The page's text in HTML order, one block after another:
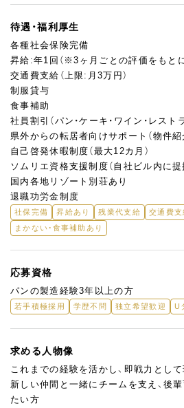
待遇・福利厚生
各種社会保険完備
昇給:年1回（※3ヶ月ごとの評価をもとに
交通費支給（上限:月3万円）
制服貸与
食事補助
社員割引（パン・ケーキ・ワイン・レスト
県外からの転居者向けサポート（物件紹
自己啓発休暇制度（最大12カ月）
ソムリエ資格支援制度（自社ビル内に提
国内各地リゾート別荘あり
退職功労金制度
社保完備 昇給あり 残業代支給 交通費支
まかない・食事補助あり
応募資格
パンの製造経験3年以上の方
若手積極採用 学歴不問 独立希望歓迎 U
求める人物像
これまでの経験を活かし、即戦力とし
新しい仲間と一緒にチームを支え、後
たい方